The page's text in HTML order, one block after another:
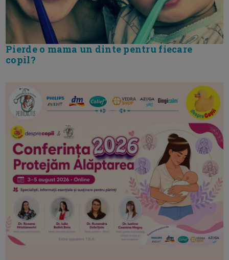
Pierde o mama un dinte pentru fiecare
copil?